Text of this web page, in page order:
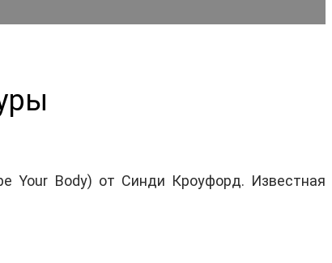
Your Body) от Синди Кроуфорд. Известная